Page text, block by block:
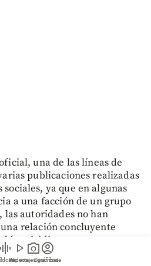
graphic_eq play_arrow
Videos
photo_camera
Reportajes gráficos
account_circle
Suscríbete
una de las líneas de
publicaciones realizadas
ya que en algunas
a una facción de un grupo
autoridades no han
relación concluyente
homicidio.